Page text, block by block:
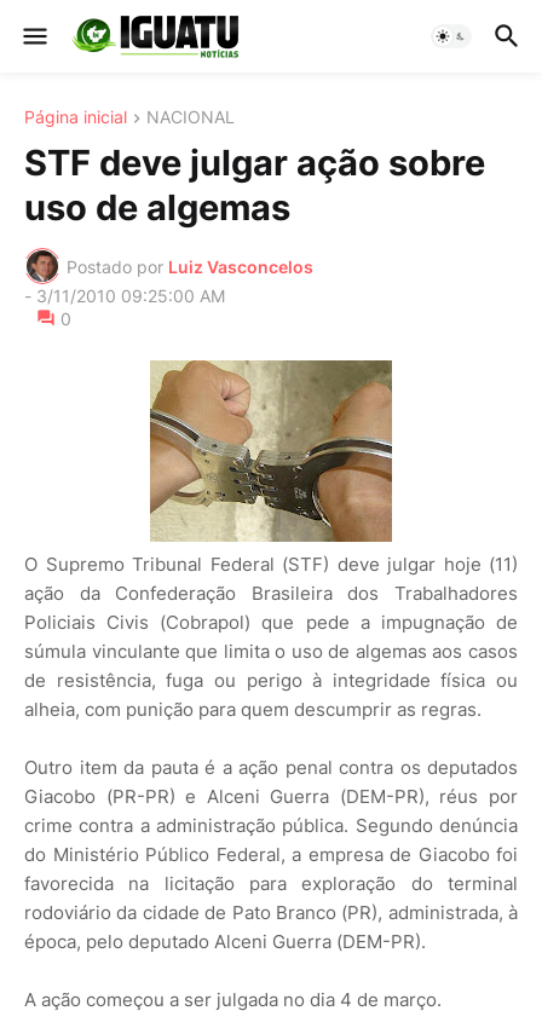
Página inicial NACIONAL
STF deve julgar ação sobre
uso de algemas
Postado por Luiz Vasconcelos
- 3/11/2010 09:25:00 AM
0
O Supremo Tribunal Federal (STF) deve julgar hoje (11)
ação da Confederação Brasileira dos Trabalhadores
Policiais Civis (Cobrapol) que pede a impugnação de
súmula vinculante que limita o uso de algemas aos casos
de resistência, fuga ou perigo à integridade física ou
alheia, com punição para quem descumprir as regras.
Outro item da pauta é a ação penal contra os deputados
Giacobo (PR-PR) e Alceni Guerra (DEM-PR), réus por
crime contra a administração pública. Segundo denúncia
do Ministério Público Federal, a empresa de Giacobo foi
favorecida na licitação para exploração do terminal
rodoviário da cidade de Pato Branco (PR), administrada, à
época, pelo deputado Alceni Guerra (DEM-PR).
A ação começou a ser julgada no dia 4 de março.